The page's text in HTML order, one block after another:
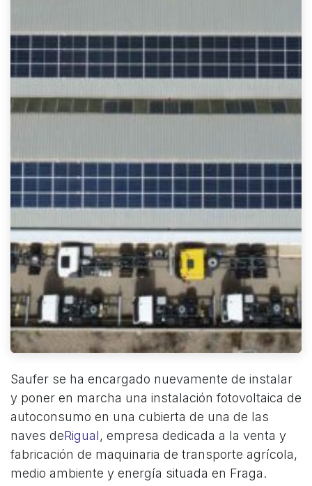
Saufer se ha encargado nuevamente de instalar
y poner en marcha una instalación fotovoltaica de
autoconsumo en una cubierta de una de las
naves deRigual, empresa dedicada a la venta y
fabricación de maquinaria de transporte agrícola,
medio ambiente y energía situada en Fraga.